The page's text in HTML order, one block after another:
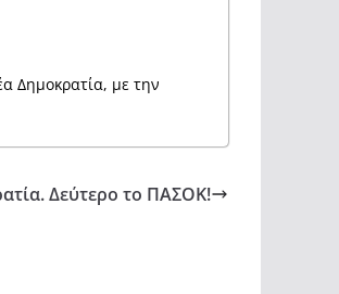
Δημοκρατία, με την
Δεύτερο το ΠΑΣΟΚ!